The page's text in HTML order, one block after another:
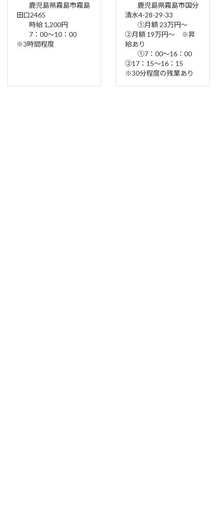
鹿児島県霧島市霧島
田口2465
時給 1,200円
7：00～10：00
※3時間程度
鹿児島県霧島市国分
清水4-28-29-33
①月額 23万円～
②月額 19万円～ ※昇
給あり
①7：00～16：00
②17：15～16：15
※30分程度の残業あり